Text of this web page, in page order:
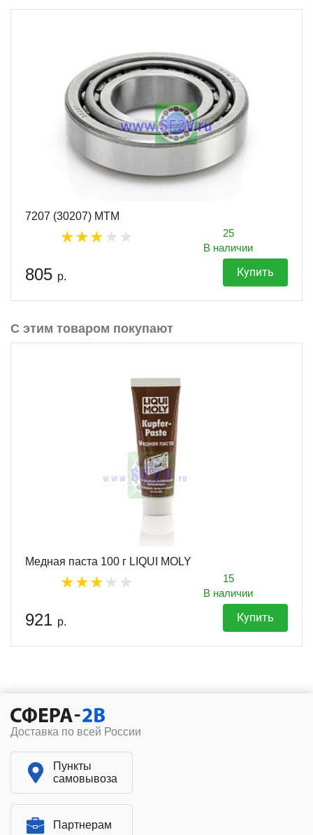
7207 (30207) MTM
25
В наличии
805 р. Купить
С этим товаром покупают
Медная паста 100 г LIQUI MOLY
15
В наличии
921 р. Купить
Доставка по всей России
Пункты
самовывоза
Партнерам